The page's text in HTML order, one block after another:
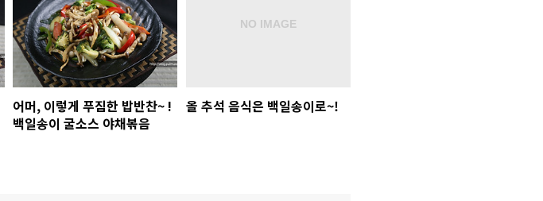
어머, 이렇게 푸짐한 밥반찬~ !
백일송이 굴소스 야채볶음
올 추석 음식은 백일송이로~!